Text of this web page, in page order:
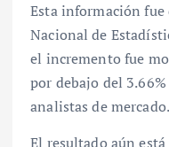
Esta información
Nacional de
el incremento fue
por debajo del
analistas de mercado.
El resultado aún